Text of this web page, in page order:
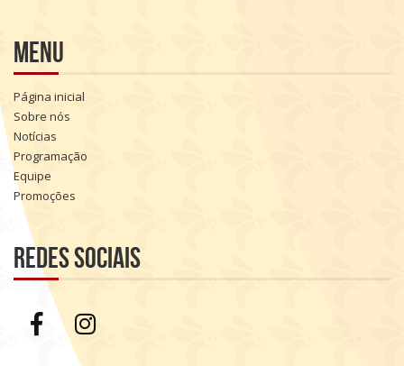
Menu
Página inicial
Sobre nós
Notícias
Programação
Equipe
Promoções
Redes sociais